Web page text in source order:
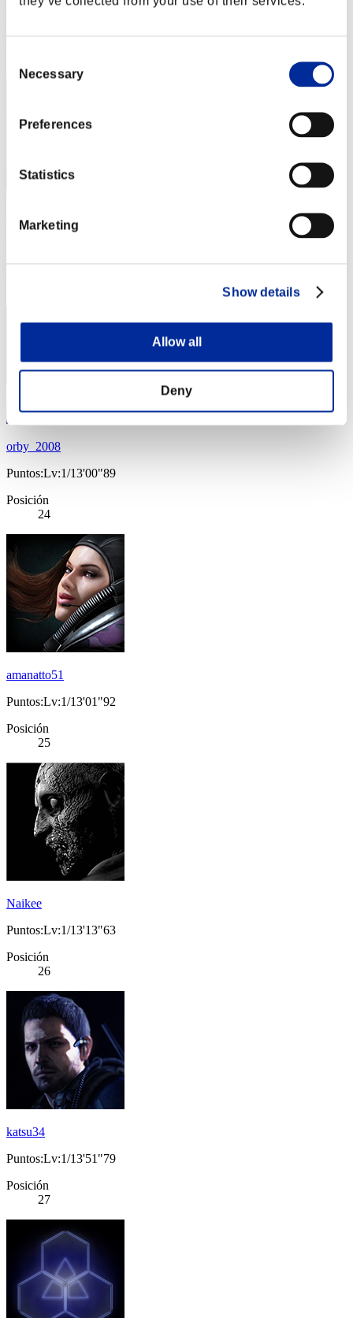
Selection
Necessary
Preferences
Statistics
Marketing
Show details
Allow all
Deny
SteelSeagull
orby_2008
Puntos:Lv:1/13'00"89
Posición
24
amanatto51
Puntos:Lv:1/13'01"92
Posición
25
Naikee
Puntos:Lv:1/13'13"63
Posición
26
katsu34
Puntos:Lv:1/13'51"79
Posición
27